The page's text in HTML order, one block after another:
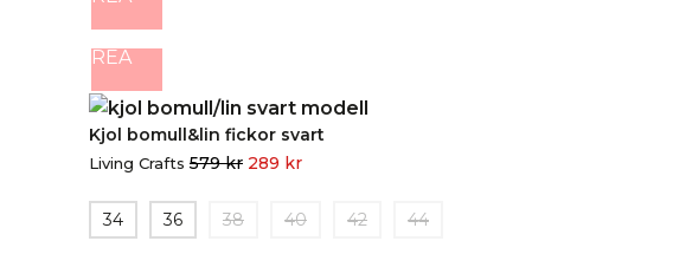
REA
Kjol bomull&lin fickor svart
Living Crafts 579kr 289 kr
34 36 38 40 42 44